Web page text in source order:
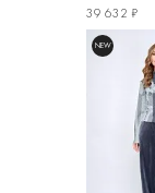
39 632 ₽
NEW